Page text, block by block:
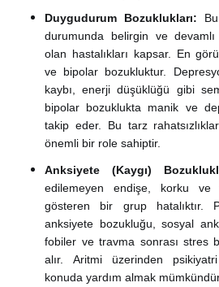
Duygudurum Bozuklukları:
durumunda belirgin ve devamlı
olan hastalıkları kapsar. En
ve bipolar bozukluktur.
kaybı, enerji düşüklüğü gibi
bipolar bozuklukta manik ve
takip eder. Bu tarz
önemli bir role sahiptir.
Anksiyete (Kaygı)
edilemeyen endişe, korku ve
gösteren bir grup hatalıktır.
anksiyete bozukluğu, sosyal
fobiler ve travma sonrası stres
alır.
Aritmi üzerinden
konuda yardım almak